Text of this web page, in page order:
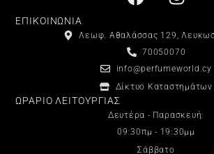
ΕΠΙΚΟΙΝΩΝΙΑ
Λεωφ. Αθαλάσσας 129,
70050070
info@perfumeworld.cy
Δίκτυο Καταστημάτων
ΩΡΑΡΙΟ ΛΕΙΤΟΥΡΓΙΑΣ
Δευτέρα - Παρασκευή:
09:30πμ - 19:30μμ
Σάββατο